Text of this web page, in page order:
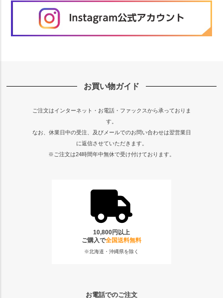
お買い物ガイド
ご注文はインターネット・お電話・ファックスから承っておりま
す。
なお、休業日中の受注、及びメールでのお問い合わせは翌営業日
に返信させていただきます。
※ご注文は24時間年中無休で受け付けております。
10,800円以上
ご購入で全国送料無料
※北海道・沖縄県を除く
お電話でのご注文